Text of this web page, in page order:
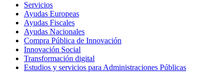
Servicios
Ayudas Europeas
Ayudas Fiscales
Ayudas Nacionales
Compra Pública de Innovación
Innovación Social
Transformación digital
Estudios y servicios para Administraciones Públicas